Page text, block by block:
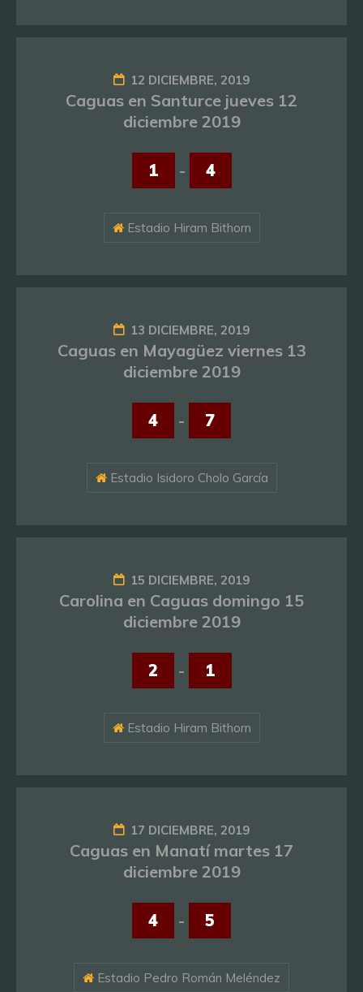
12 DICIEMBRE, 2019
Caguas en Santurce jueves 12
diciembre 2019
1 - 4
Estadio Hiram Bithorn
13 DICIEMBRE, 2019
Caguas en Mayagüez viernes 13
diciembre 2019
4 - 7
Estadio Isidoro Cholo García
15 DICIEMBRE, 2019
Carolina en Caguas domingo 15
diciembre 2019
2 - 1
Estadio Hiram Bithorn
17 DICIEMBRE, 2019
Caguas en Manatí martes 17
diciembre 2019
4 - 5
Estadio Pedro Román Meléndez